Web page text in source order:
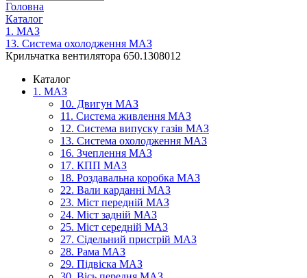
Головна
Каталог
1. МАЗ
13. Система охолодження МАЗ
Крильчатка вентилятора 650.1308012
Каталог
1. МАЗ
10. Двигун МАЗ
11. Система живлення МАЗ
12. Система випуску газів МАЗ
13. Система охолодження МАЗ
16. Зчеплення МАЗ
17. КПП МАЗ
18. Роздавальна коробка МАЗ
22. Вали карданні МАЗ
23. Міст передній МАЗ
24. Міст задній МАЗ
25. Міст середній МАЗ
27. Сідельний пристрій МАЗ
28. Рама МАЗ
29. Підвіска МАЗ